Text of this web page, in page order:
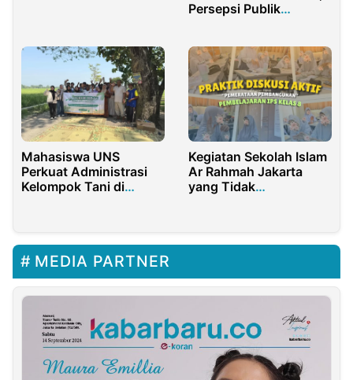
Otonomi dan Akses
Sumber Daya sebagai
Tantangan Utama
Persepsi Publik
Mahasiswa UNS
Perkuat Administrasi
Kelompok Tani di
Kegiatan Sekolah Islam
Ar Rahmah Jakarta
yang Tidak
Mandiri
MEDIA PARTNER